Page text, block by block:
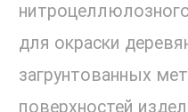
для окраски
загрунтованных
поверхностей